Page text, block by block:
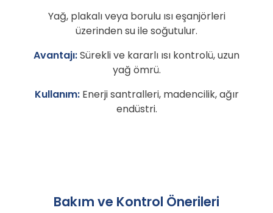
Yağ, plakalı veya borulu ısı eşanjörleri
üzerinden su ile soğutulur.
Avantajı:Sürekli ve kararlı ısı kontrolü, uzun
yağ ömrü.
Kullanım: Enerji santralleri, madencilik, ağır
endüstri.
Bakım ve Kontrol Önerileri